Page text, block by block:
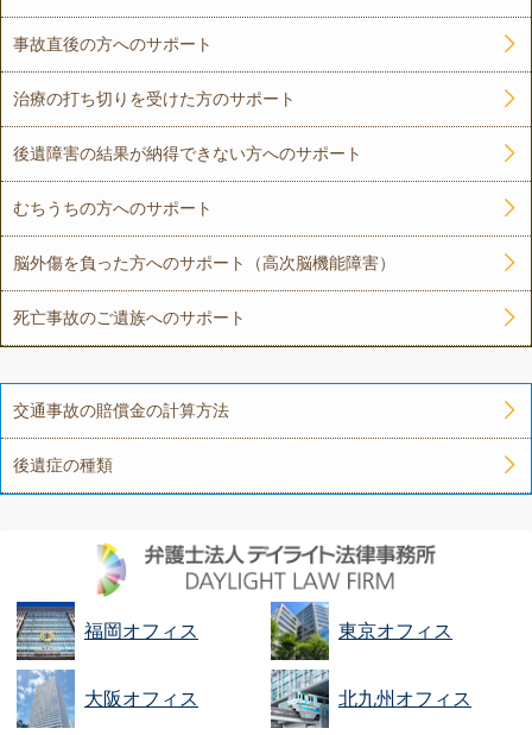
事故直後の方へのサポート
治療の打ち切りを受けた方のサポート
後遺障害の結果が納得できない方へのサポート
むちうちの方へのサポート
脳外傷を負った方へのサポート（高次脳機能障害）
死亡事故のご遺族へのサポート
交通事故の賠償金の計算方法
後遺症の種類
福岡オフィス 東京オフィス
大阪オフィス 北九州オフィス